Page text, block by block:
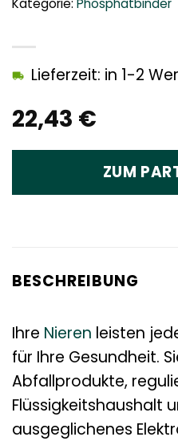
22,43 €
Lieferzeit: in 1-2
ZUM
Kategorie: Phosphatbinder
BESCHREIBUNG
Ihre Nieren leisten
für Ihre Gesundheit.
Abfallprodukte,
Flüssigkeitshaushalt
ausgeglichenes